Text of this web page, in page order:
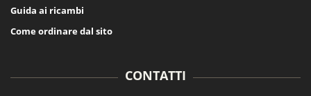
Guida ai ricambi
Come ordinare dal sito
CONTATTI